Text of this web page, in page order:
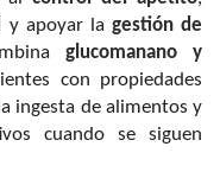
y apoyar la gestión de
glucomanano y
con propiedades
ingesta de alimentos y
cuando se siguen